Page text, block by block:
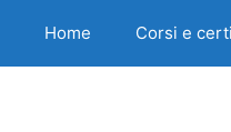
Home Corsi e